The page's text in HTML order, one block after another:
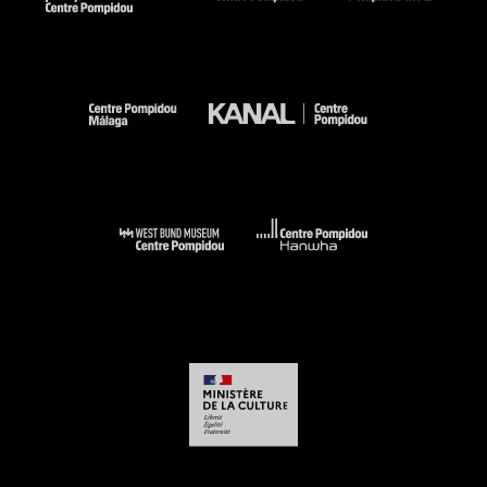
Matisse et ses amis, Hiroshima, Musée des Beaux-Arts, 14
Musée d''art et d''essai, Palais de Tokyo, n° 11, 27 mai-17
octobre 1983. - Paris : Editions de la Réunion des Musées
nationaux, 1983 (cit. et reprod. p. 12)